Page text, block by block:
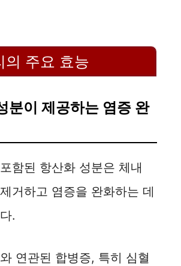
의 주요 효능
분이 제공하는 염증 완
함된 항산화 성분은 체내
거하고 염증을 완화하는 데
.
연관된 합병증, 특히 심혈